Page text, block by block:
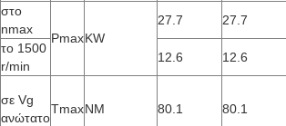
στο
nmax
PmaxKW
27.7 27.7
το 1500
r/min
12.6 12.6
σε Vg
ανώτατο
TmaxNM 80.1 80.1